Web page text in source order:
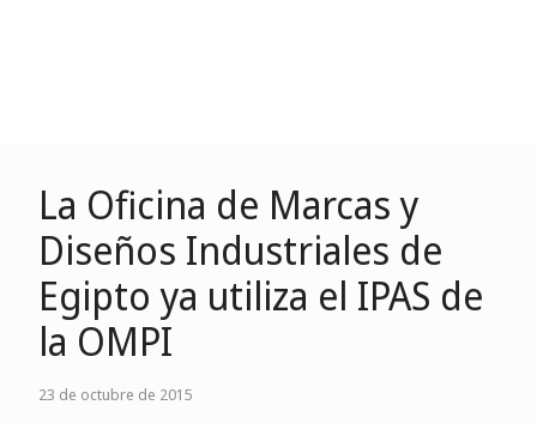
La Oficina de Marcas y
Diseños Industriales de
Egipto ya utiliza el IPAS de
la OMPI
23 de octubre de 2015